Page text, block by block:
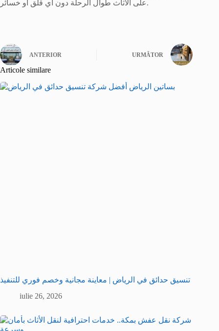
على الأثاث طوال الرحلة دون أي قلق أو خسائر.
ANTERIOR URMĂTOR
Articole similare
تنسيق حدائق في الرياض | معاينة مجانية وخصم فوري للتنفيذ
iulie 26, 2026